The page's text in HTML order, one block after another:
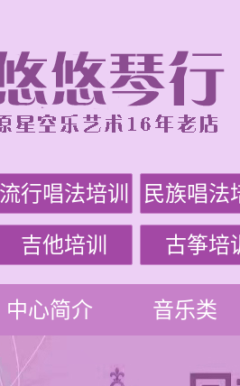
流行唱法培训 民族唱法
吉他培训 古筝培
中心简介 音乐类